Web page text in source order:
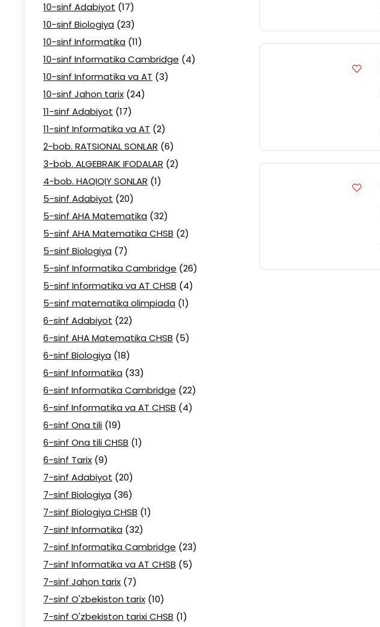
10-sinf Adabiyot (17)
10-sinf Biologiya (23)
10-sinf Informatika (11)
10-sinf Informatika Cambridge (4)
10-sinf Informatika va AT (3)
10-sinf Jahon tarix (24)
11-sinf Adabiyot (17)
11-sinf Informatika va AT (2)
2-bob. RATSIONAL SONLAR (6)
3-bob. ALGEBRAIK IFODALAR (2)
4-bob. HAQIQIY SONLAR (1)
5-sinf Adabiyot (20)
5-sinf AHA Matematika (32)
5-sinf AHA Matematika CHSB (2)
5-sinf Biologiya (7)
5-sinf Informatika Cambridge (26)
5-sinf Informatika va AT CHSB (4)
5-sinf matematika olimpiada (1)
6-sinf Adabiyot (22)
6-sinf AHA Matematika CHSB (5)
6-sinf Biologiya (18)
6-sinf Informatika (33)
6-sinf Informatika Cambridge (22)
6-sinf Informatika va AT CHSB (4)
6-sinf Ona tili (19)
6-sinf Ona tili CHSB (1)
6-sinf Tarix (9)
7-sinf Adabiyot (20)
7-sinf Biologiya (36)
7-sinf Biologiya CHSB (1)
7-sinf Informatika (32)
7-sinf Informatika Cambridge (23)
7-sinf Informatika va AT CHSB (5)
7-sinf Jahon tarix (7)
7-sinf O'zbekiston tarix (10)
7-sinf O'zbekiston tarixi CHSB (1)